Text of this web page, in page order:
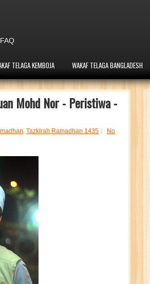
TELAGA KEMBOJA WAKAF TELAGA BANGLADESH
Mohd Nor - Peristiwa -
, Tazkirah Ramadhan 1435
No